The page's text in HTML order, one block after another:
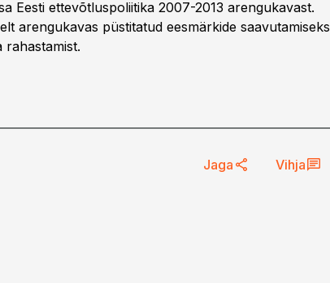
Eesti ettevõtluspoliitika 2007-2013 arengukavast.
arengukavas püstitatud eesmärkide saavutamiseks
rahastamist.
Jaga Vihja